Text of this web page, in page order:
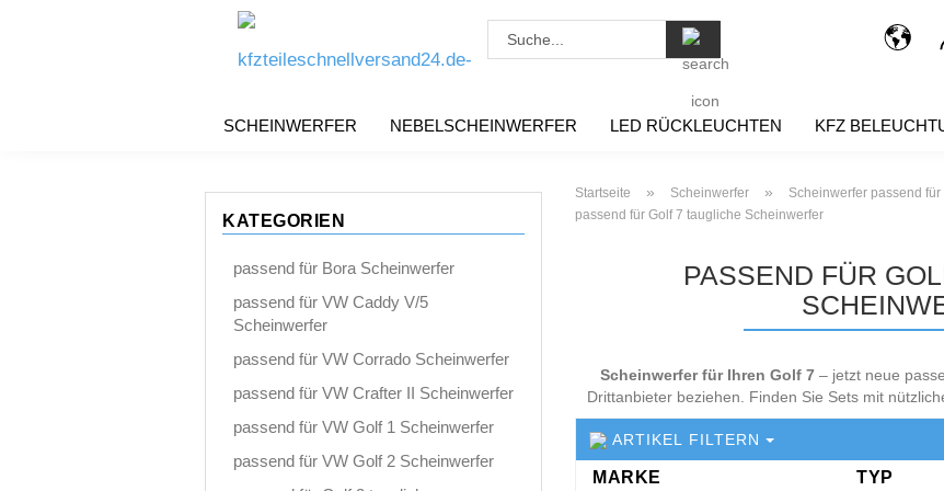
SCHEINWERFER NEBELSCHEINWERFER LED RÜCKLEUCHTEN KFZ
Startseite » Scheinwerfer » Scheinwerfer passend für
passend für Golf 7 taugliche Scheinwerfer
PASSEND FÜR
Scheinwerfer für Ihren Golf 7 – jetzt neue
Drittanbieter beziehen. Finden Sie Sets mit
ARTIKEL FILTERN
MARKE
MARKE TYP
TYP
KATEGORIEN
passend für Bora Scheinwerfer
passend für VW Caddy V/5
Scheinwerfer
passend für VW Corrado Scheinwerfer
passend für VW Crafter II Scheinwerfer
passend für VW Golf 1 Scheinwerfer
passend für VW Golf 2 Scheinwerfer